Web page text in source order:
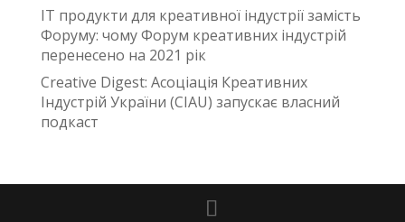
IT продукти для креативної індустрії замість
Форуму: чому Форум креативних індустрій
перенесено на 2021 рік
Creative Digest: Асоціація Креативних
Індустрій України (CIAU) запускає власний
подкаст